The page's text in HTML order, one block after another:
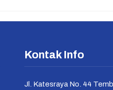
Kontak Info
Jl. Katesraya No. 44